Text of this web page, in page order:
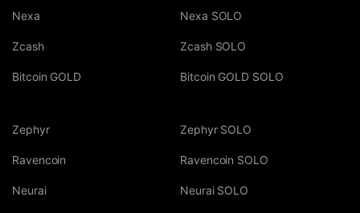
Nexa
Zcash
Bitcoin GOLD
Nexa SOLO
Zcash SOLO
Bitcoin GOLD SOLO
Zephyr
Ravencoin
Neurai
Zephyr SOLO
Ravencoin SOLO
Neurai SOLO